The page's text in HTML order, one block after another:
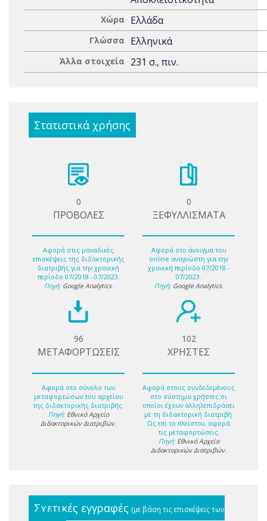
Χώρα Ελλάδα
Γλώσσα Ελληνικά
Άλλα στοιχεία 231 σ., πιν.
Στατιστικά χρήσης
0
ΠΡΟΒΟΛΕΣ
Αφορά στις μοναδικές
επισκέψεις της διδακτορικής
διατριβής για την χρονική
περίοδο 07/2018 - 07/2023.
Πηγή: Google Analytics.
0
ΞΕΦΥΛΛΙΣΜΑΤΑ
Αφορά στο άνοιγμα του
online αναγνώστη για την
χρονική περίοδο 07/2018 -
07/2023.
Πηγή: Google Analytics.
96
ΜΕΤΑΦΟΡΤΩΣΕΙΣ
Αφορά στο σύνολο των
μεταφορτώσων του αρχείου
της διδακτορικής διατριβής.
Πηγή: Εθνικό Αρχείο
Διδακτορικών Διατριβών.
102
ΧΡΗΣΤΕΣ
Αφορά στους συνδεδεμένους
στο σύστημα χρήστες οι
οποίοι έχουν αλληλεπιδράσει
με τη διδακτορική διατριβή.
Ως επί το πλείστον, αφορά
τις μεταφορτώσεις.
Πηγή: Εθνικό Αρχείο
Διδακτορικών Διατριβών.
Σχετικές εγγραφές (με βάση τις επισκέψεις των